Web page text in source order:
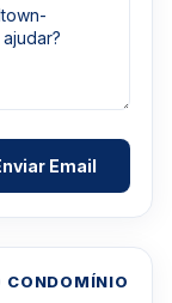
CONDOMÍNIO